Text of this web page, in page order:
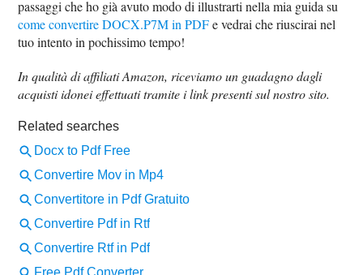
passaggi che ho già avuto modo di illustrarti nella mia guida su
come convertire DOCX.P7M in PDFe vedrai che riuscirai nel
tuo intento in pochissimo tempo!
In qualità di affiliati Amazon, riceviamo un guadagno dagli
acquisti idonei effettuati tramite i link presenti sul nostro sito.